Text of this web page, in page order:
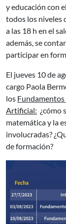
y educación con
todos los niveles
a las 18 h en el
además, se
participar en
El jueves 10 de
cargo Paola
los
Artificial: ¿cómo
matemática y la
involucradas?
de formación?